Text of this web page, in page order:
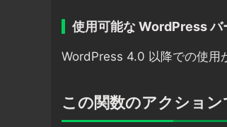
使用可能な WordPress バ
WordPress 4.0 以降での使用
この関数のアクショ